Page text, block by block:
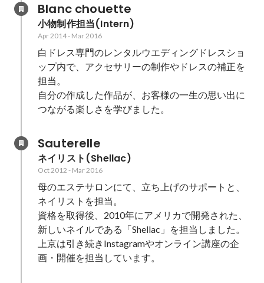
Blanc chouette
小物制作担当(Intern)
Apr 2014- Mar 2016
白ドレス専門のレンタルウエディングドレスショ
ップ内で、アクセサリーの制作やドレスの補正を
担当。
自分の作成した作品が、お客様の一生の思い出に
つながる楽しさを学びました。
Sauterelle
ネイリスト(Shellac)
Oct 2012 - Mar 2016
母のエステサロンにて、立ち上げのサポートと、
ネイリストを担当。
資格を取得後、2010年にアメリカで開発された、
新しいネイルである「Shellac」を担当しました。
上京は引き続きInstagramやオンライン講座の企
画・開催を担当しています。